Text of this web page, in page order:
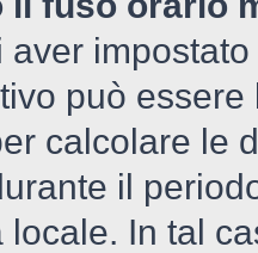
può essere
calcolare le
il
locale. In tal